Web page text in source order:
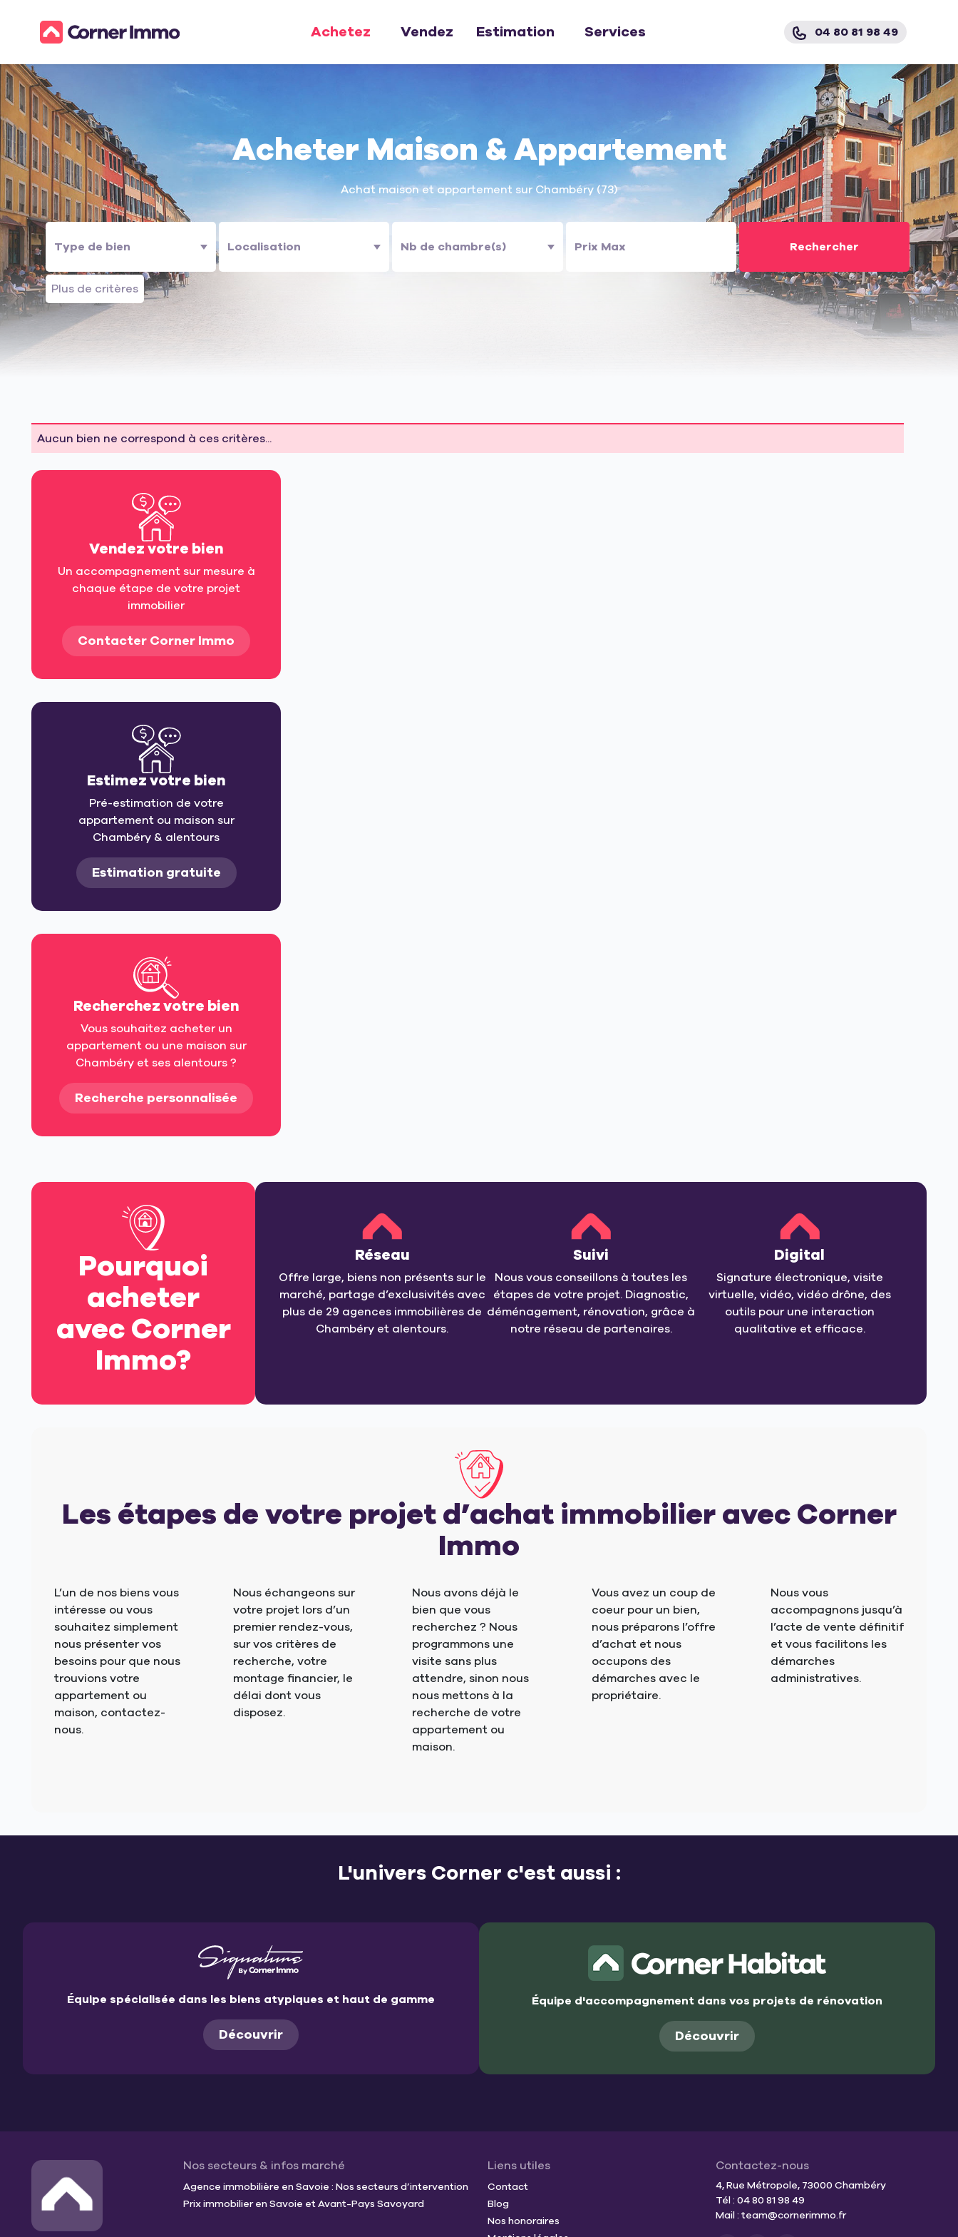
Achetez Vendez Estimation Services 04 80 81 98 49
Acheter Maison & Appartement
Achat maison et appartement sur Chambéry (73)
Plus de critères
Aucun bien ne correspond à ces critères...
Vendez votre bien
Un accompagnement sur mesure à
chaque étape de votre projet
immobilier
Contacter Corner Immo
Estimez votre bien
Pré-estimation de votre
appartement ou maison sur
Chambéry & alentours
Estimation gratuite
Recherchez votre bien
Vous souhaitez acheter un
appartement ou une maison sur
Chambéry et ses alentours ?
Recherche personnalisée
Pourquoi
acheter
avec Corner
Immo?
Réseau
Offre large, biens non présents sur le
marché, partage d’exclusivités avec
plus de 29 agences immobilières de
Chambéry et alentours.
Suivi
Nous vous conseillons à toutes les
étapes de votre projet. Diagnostic,
déménagement, rénovation, grâce à
notre réseau de partenaires.
Digital
Signature électronique, visite
virtuelle, vidéo, vidéo drône, des
outils pour une interaction
qualitative et efficace.
Les étapes de votre projet d’achat immobilier avec Corner
Immo
L’un de nos biens vous
intéresse ou vous
souhaitez simplement
nous présenter vos
besoins pour que nous
trouvions votre
appartement ou
maison, contactez-
nous.
Nous échangeons sur
votre projet lors d’un
premier rendez-vous,
sur vos critères de
recherche, votre
montage financier, le
délai dont vous
disposez.
Nous avons déjà le
bien que vous
recherchez ? Nous
programmons une
visite sans plus
attendre, sinon nous
nous mettons à la
recherche de votre
appartement ou
maison.
Vous avez un coup de
coeur pour un bien,
nous préparons l’offre
d’achat et nous
occupons des
démarches avec le
propriétaire.
Nous vous
accompagnons jusqu’à
l’acte de vente définitif
et vous facilitons les
démarches
administratives.
L'univers Corner c'est aussi :
Équipe spécialisée dans les biens atypiques et haut de gamme
Découvrir
Équipe d'accompagnement dans vos projets de rénovation
Découvrir
Nos secteurs & infos marché
Agence immobilière en Savoie : Nos secteurs d’intervention
Prix immobilier en Savoie et Avant-Pays Savoyard
Liens utiles
Contact
Blog
Nos honoraires
Contactez-nous
4, Rue Métropole, 73000 Chambéry
Tél : 04 80 81 98 49
Mail : team@cornerimmo.fr